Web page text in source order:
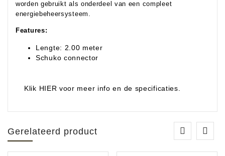
worden gebruikt als onderdeel van een compleet
energiebeheersysteem.
Features:
Lengte: 2.00 meter
Schuko connector
Klik HIER voor meer info en de specificaties.
Gerelateerd product